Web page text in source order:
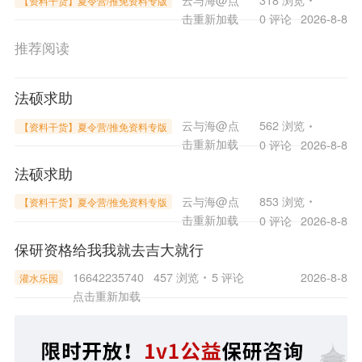
击重新加载
0 评论
2026-8-8
推荐阅读
法硕求助
【资料干货】夏令营/推免资料专版 云与海@点
击重新加载
562 浏览
0 评论
2026-8-8
法硕求助
【资料干货】夏令营/推免资料专版 云与海@点
击重新加载
853 浏览
0 评论
2026-8-8
保研资格给我我就去吉大就行
灌水乐园
16642235740
点击重新加载
457 浏览 5 评论 2026-8-8